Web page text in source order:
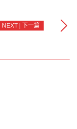
NEXT | 下一篇